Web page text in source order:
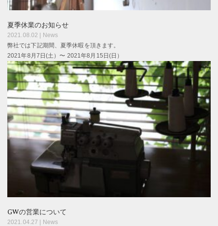
夏季休業のお知らせ
2021.08.02 |
News
弊社では下記期間、夏季休暇を頂きます。
2021年8月7日(土）〜 2021年8月15日(日）
GWの営業について
2021.04.27 | News